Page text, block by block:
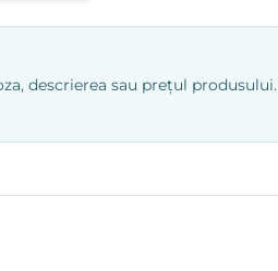
descrierea sau prețul